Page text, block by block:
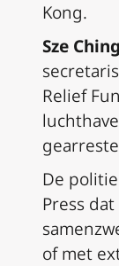
Kong.
Sze
Relief
De
Press
of met